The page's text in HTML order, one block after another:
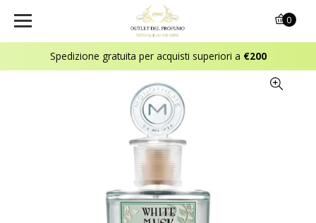
Spedizione gratuita per acquisti superiori a €200
0